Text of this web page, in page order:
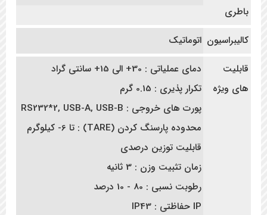
باطری
کالیبراسیون اتوماتیک
قابلیت
های ویژه
دمای عملیاتی : 30+ الی 15+ سانتی گراد
تکرار پذیری : 0.15 گرم
پورت های خروجی : RS232*2, USB-A, USB-B
محدوده پارسنگ کردن (TARE) : تا 6- کیلوگرم
قابلیت توزین درصدی
زمان تثبیت وزن : 3 ثانیه
رطوبت نسبی : 80 - 10 درصد
IP حفاظتی : IP43